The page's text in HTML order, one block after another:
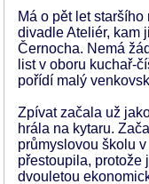
Má o pět let
divadle Ateliér, kam
Černocha. Nemá
list v oboru kuchař-
pořídí malý
Zpívat začala už
hrála na kytaru.
průmyslovou školu
přestoupila, protože
dvouletou